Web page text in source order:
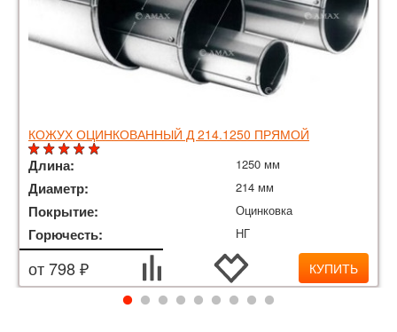
КОЖУХ ОЦИНКОВАННЫЙ Д 214.1250 ПРЯМОЙ
Длина: 1250 мм
Диаметр: 214 мм
Покрытие: Оцинковка
Горючесть: НГ
от 798 ₽ КУПИТЬ